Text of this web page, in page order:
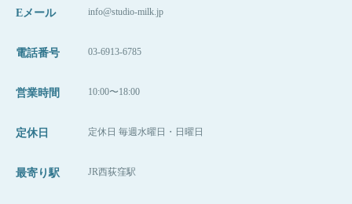
Eメール info@studio-milk.jp
電話番号 03-6913-6785
営業時間 10:00〜18:00
定休日 定休日 毎週水曜日・日曜日
最寄り駅 JR西荻窪駅